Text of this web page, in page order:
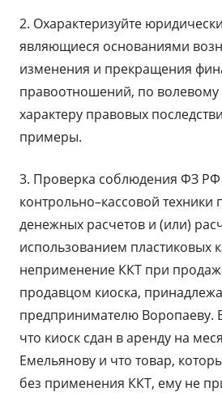
2. Охарактеризуйте
являющиеся основаниями
изменения и прекращения
правоотношений, по волевому
характеру правовых
примеры.
3. Проверка соблюдения ФЗ
контрольно–кассовой техники
денежных расчетов и (или)
использованием пластиковых
неприменение ККТ при
продавцом киоска,
предпринимателю Воропаеву.
что киоск сдан в аренду на
Емельянову и что товар,
без применения ККТ, ему не